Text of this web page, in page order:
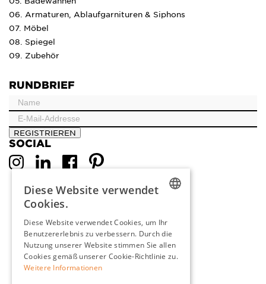
06. Armaturen, Ablaufgarnituren & Siphons
07. Möbel
08. Spiegel
09. Zubehör
RUNDBRIEF
REGISTRIEREN
SOCIAL
ENGLISH
FRENCH
Diese Website verwendet
Cookies.
Diese Website verwendet Cookies, um Ihr
Benutzererlebnis zu verbessern. Durch die
Nutzung unserer Website stimmen Sie allen
Cookies gemäß unserer Cookie-Richtlinie zu.
Weitere Informationen